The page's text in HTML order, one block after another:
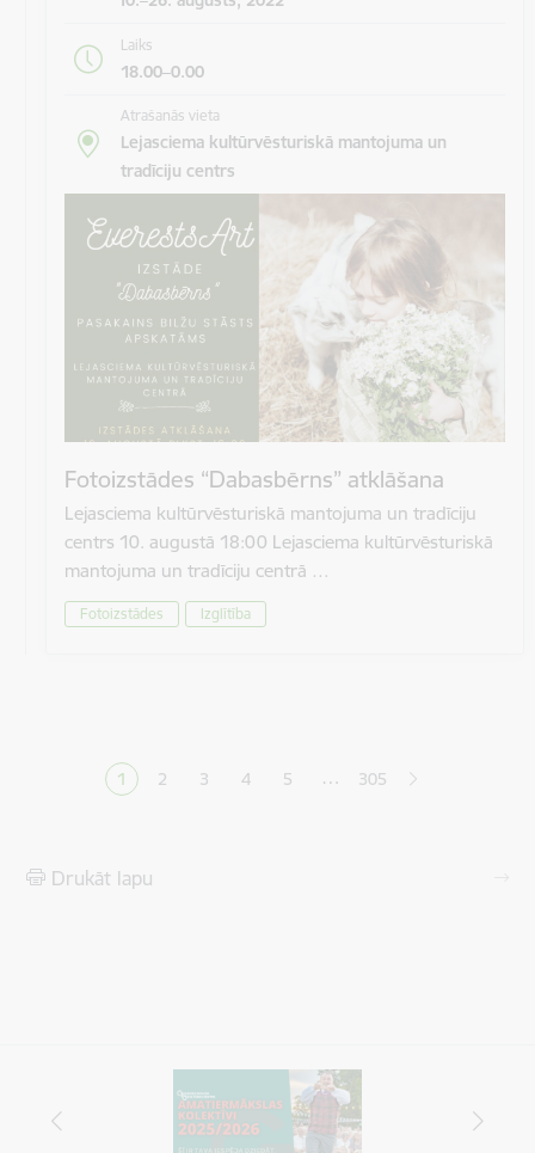
Laiks
18.00–0.00
Atrašanās vieta
Lejasciema kultūrvēsturiskā mantojuma un
tradīciju centrs
Fotoizstādes “Dabasbērns” atklāšana
Lejasciema kultūrvēsturiskā mantojuma un tradīciju
centrs 10. augustā 18:00 Lejasciema kultūrvēsturiskā
mantojuma un tradīciju centrā …
Fotoizstādes Izglītība
Pašreizējā lapa
1 Lapa
2 Lapa
3 Lapa
4 Lapa
5 … 305
Drukāt lapu